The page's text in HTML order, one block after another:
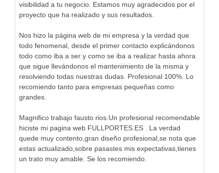
visibilidad a tu negocio. Estamos muy agradecidos por el
proyecto que ha realizado y sus resultados.
Nos hizo la página web de mi empresa y la verdad que
todo fenomenal, desde el primer contacto explicándonos
todo como iba a ser y como se iba a realizar hasta ahora
que sigue llevándonos el mantenimiento de la misma y
resolviendo todas nuestras dudas. Profesional 100%. Lo
recomiendo tanto para empresas pequeñas como
grandes.
Magnifico trabajo fausto rios.Un profesional recomendable
hiciste mi pagina web FULLPORTES.ES . La verdad
quede muy contento,gran diseño profesional,se nota que
estas actualizado,sobre pasastes mis expectativas,tienes
un trato muy amable. Se los recomiendo.